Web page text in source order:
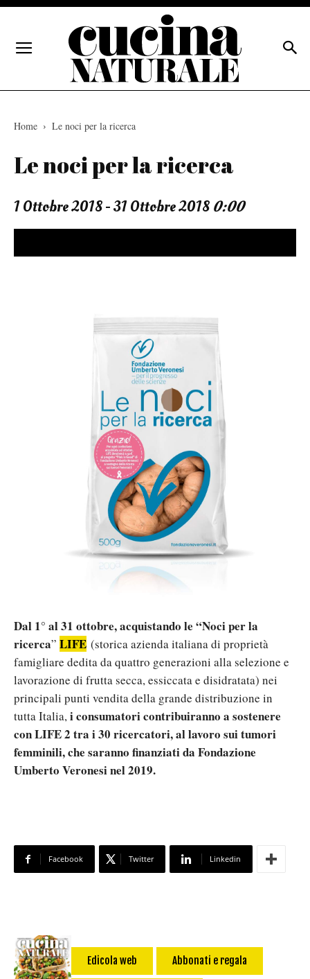
Home Le noci per la ricerca
Le noci per la ricerca
1 Ottobre 2018 - 31 Ottobre 2018 0:00
Dal 1° al 31 ottobre, acquistando le “Noci per la
ricerca” LIFE (storica azienda italiana di proprietà
famigliare dedita da quattro generazioni alla selezione e
lavorazione di frutta secca, essiccata e disidratata) nei
principali punti vendita della grande distribuzione in
tutta Italia,i consumatori contribuiranno a sostenere
con LIFE 2 tra i 30 ricercatori, al lavoro sui tumori
femminili, che saranno finanziati da Fondazione
Umberto Veronesi nel 2019.
Facebook Twitter Linkedin
Edicola web Abbonati e regala